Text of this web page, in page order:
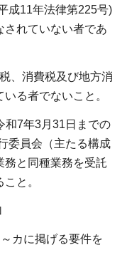
成11年法律第225号)
されていない者であ
、消費税及び地方消
る者でないこと。
和7年3月31日までの
委員会（主たる構成
務と同種業務を受託
と。
カに掲げる要件を